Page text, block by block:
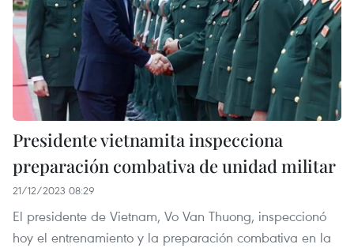
Presidente vietnamita inspecciona
preparación combativa de unidad militar
21/12/2023 08:29
El presidente de Vietnam, Vo Van Thuong, inspeccionó
hoy el entrenamiento y la preparación combativa en la